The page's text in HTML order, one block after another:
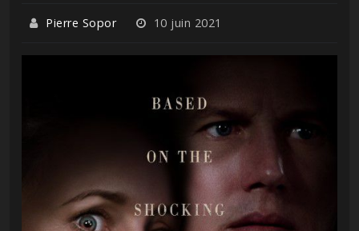
Pierre Sopor 10 juin 2021